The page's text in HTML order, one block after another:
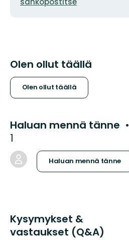
Olen ollut täällä
Olen ollut täällä
Haluan mennä tänne
1
Haluan mennä tänne
Kysymykset &
vastaukset (Q&A)